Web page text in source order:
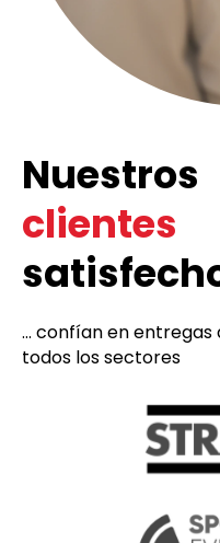
Nuestros
clientes
... confían en
todos los sectores